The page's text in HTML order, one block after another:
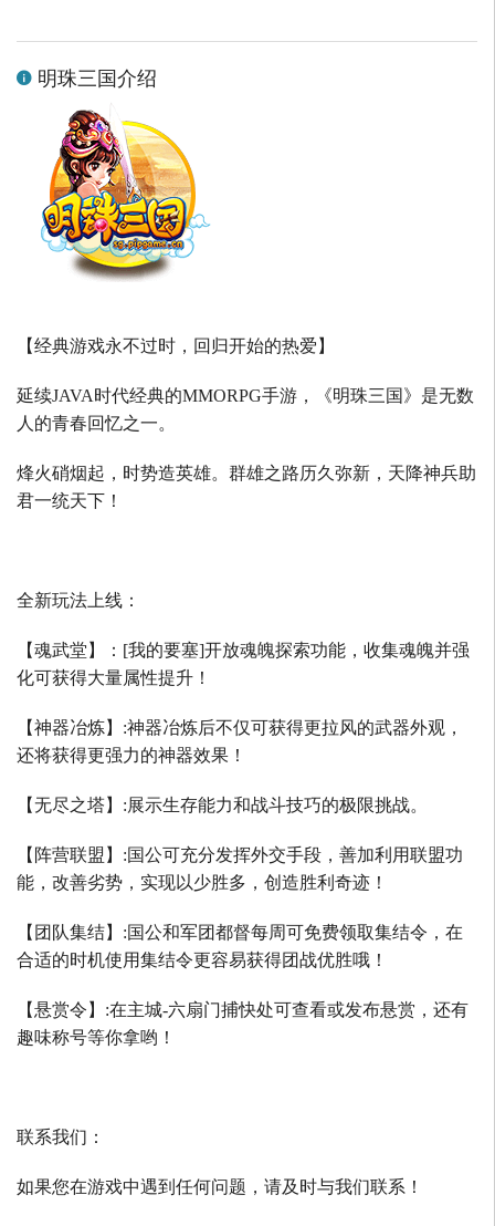
明珠三国介绍
【经典游戏永不过时，回归开始的热爱】
延续JAVA时代经典的MMORPG手游，《明珠三国》是无数
人的青春回忆之一。
烽火硝烟起，时势造英雄。群雄之路历久弥新，天降神兵助
君一统天下！
全新玩法上线：
【魂武堂】： [我的要塞]开放魂魄探索功能，收集魂魄并强
化可获得大量属性提升！
【神器冶炼】 :神器冶炼后不仅可获得更拉风的武器外观，
还将获得更强力的神器效果！
【无尽之塔】 :展示生存能力和战斗技巧的极限挑战。
【阵营联盟】 :国公可充分发挥外交手段，善加利用联盟功
能，改善劣势，实现以少胜多，创造胜利奇迹！
【团队集结】 :国公和军团都督每周可免费领取集结令，在
合适的时机使用集结令更容易获得团战优胜哦！
【悬赏令】 :在主城-六扇门捕快处可查看或发布悬赏，还有
趣味称号等你拿哟！
联系我们：
如果您在游戏中遇到任何问题，请及时与我们联系！